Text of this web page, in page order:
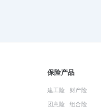
保险产品
建工险
团意险
财产险
组合险